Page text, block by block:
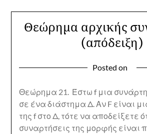
Θεώρημα αρχικής
(απόδειξη)
Posted on
Θεώρημα 21. Έστω f μια
σε ένα διάστημα Δ. Αν F είναι
της f στο Δ, τότε να αποδείξετε
συναρτήσεις της μορφής είναι